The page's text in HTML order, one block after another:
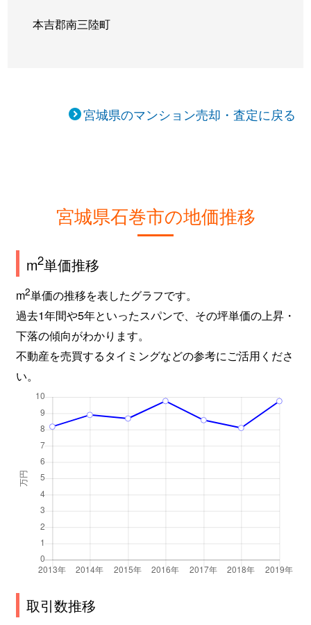
本吉郡南三陸町
宮城県のマンション売却・査定に戻る
宮城県石巻市の地価推移
m2単価推移
m2単価の推移を表したグラフです。
過去1年間や5年といったスパンで、その坪単価の上昇・
下落の傾向がわかります。
不動産を売買するタイミングなどの参考にご活用くださ
い。
取引数推移